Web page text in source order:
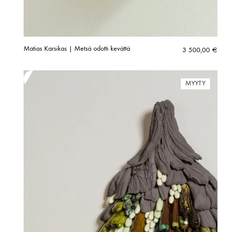
Matias Karsikas | Metsä odotti kevättä 3 500,00 €
MYYTY